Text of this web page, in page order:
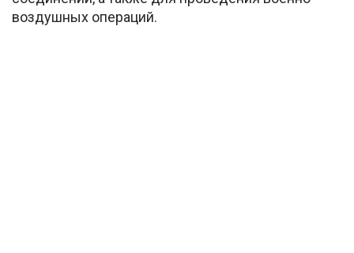
воздушных операций.